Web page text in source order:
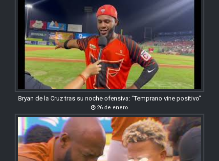
Bryan de la Cruz tras su noche ofensiva: “Temprano vine positivo”
26 de enero